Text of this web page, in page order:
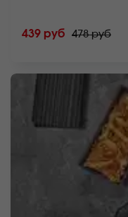
439 руб 478 руб